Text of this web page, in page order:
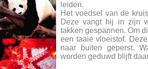
leiden.
Het voedsel van de
Deze vangt hij in zijn
takken gespannen. Om
een taaie vloeistof.
naar buiten geperst.
worden geduwd blijft